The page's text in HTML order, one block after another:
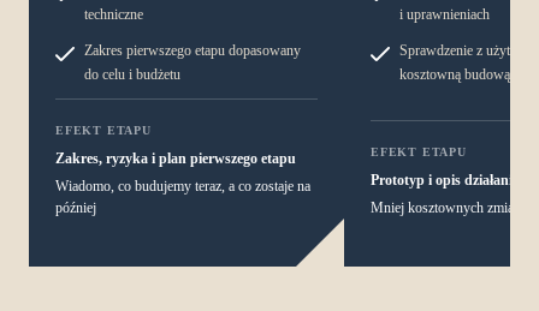
techniczne
Zakres pierwszego etapu dopasowany
do celu i budżetu
EFEKT ETAPU
Zakres, ryzyka i plan pierwszego etapu
Wiadomo, co budujemy teraz, a co zostaje na
później
i uprawnieniach
Sprawdzenie z
kosztowną budową
EFEKT ETAPU
Prototyp i opis działania
Mniej kosztownych zmian w